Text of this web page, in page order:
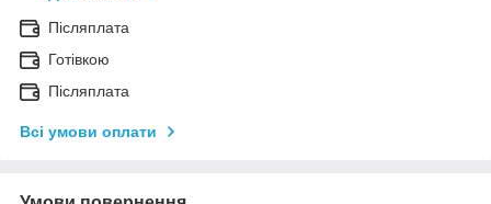
Післяплата
Готівкою
Післяплата
Всі умови оплати